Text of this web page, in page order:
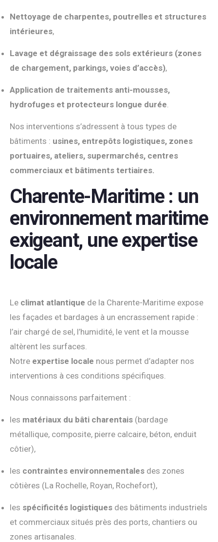
Nettoyage de charpentes, poutrelles et structures
intérieures,
Lavage et dégraissage des sols extérieurs (zones
de chargement, parkings, voies d’accès),
Application de traitements anti-mousses,
hydrofuges et protecteurs longue durée.
Nos interventions s’adressent à tous types de
bâtiments : usines, entrepôts logistiques, zones
portuaires, ateliers, supermarchés, centres
commerciaux et bâtiments tertiaires.
Charente-Maritime : un
environnement maritime
exigeant, une expertise
locale
Le climat atlantique de la Charente-Maritime expose
les façades et bardages à un encrassement rapide :
l’air chargé de sel, l’humidité, le vent et la mousse
altèrent les surfaces.
Notre expertise locale nous permet d’adapter nos
interventions à ces conditions spécifiques.
Nous connaissons parfaitement :
les matériaux du bâti charentais (bardage
métallique, composite, pierre calcaire, béton, enduit
côtier),
les contraintes environnementales des zones
côtières (La Rochelle, Royan, Rochefort),
les spécificités logistiques des bâtiments industriels
et commerciaux situés près des ports, chantiers ou
zones artisanales.